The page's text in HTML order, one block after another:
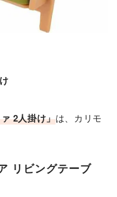
2人掛け」は、カリモ
リビングテーブ